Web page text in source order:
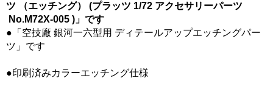
ツ （エッチング） (プラッツ 1/72 アクセサリーパーツ
No.M72X-005 )」です
●「空技廠 銀河一六型用 ディテールアップエッチングパー
ツ」です
●印刷済みカラーエッチング仕様